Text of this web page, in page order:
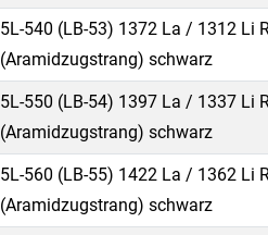
5L-540 (LB-53) 1372 La / 1312 Li
(Aramidzugstrang) schwarz
5L-550 (LB-54) 1397 La / 1337 Li
(Aramidzugstrang) schwarz
5L-560 (LB-55) 1422 La / 1362 Li
(Aramidzugstrang) schwarz